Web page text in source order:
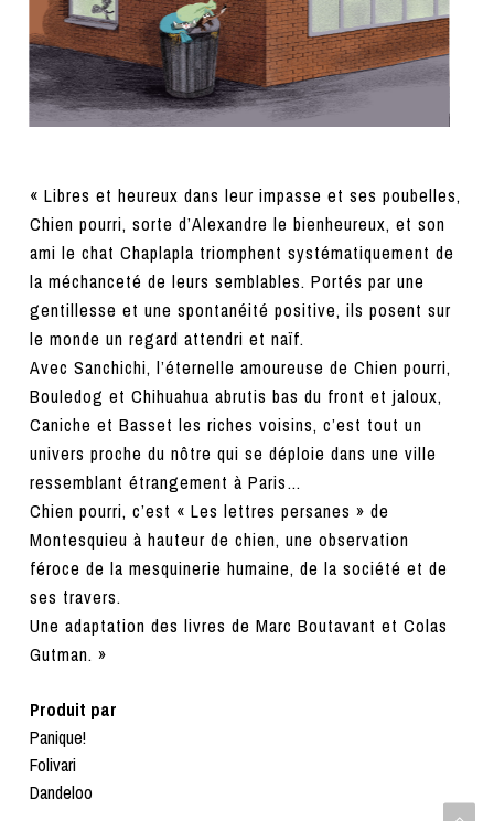
« Libres et heureux dans leur impasse et ses poubelles,
Chien pourri, sorte d’Alexandre le bienheureux, et son
ami le chat Chaplapla triomphent systématiquement de
la méchanceté de leurs semblables. Portés par une
gentillesse et une spontanéité positive, ils posent sur
le monde un regard attendri et naïf.
Avec Sanchichi, l’éternelle amoureuse de Chien pourri,
Bouledog et Chihuahua abrutis bas du front et jaloux,
Caniche et Basset les riches voisins, c’est tout un
univers proche du nôtre qui se déploie dans une ville
ressemblant étrangement à Paris…
Chien pourri, c’est « Les lettres persanes » de
Montesquieu à hauteur de chien, une observation
féroce de la mesquinerie humaine, de la société et de
ses travers.
Une adaptation des livres de Marc Boutavant et Colas
Gutman. »
Produit par
Panique!
Folivari
Dandeloo